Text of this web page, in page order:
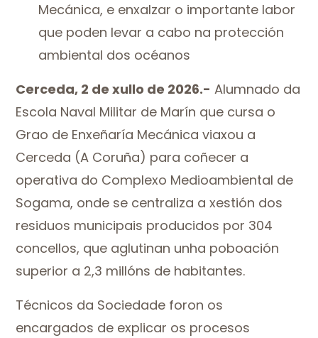
Mecánica, e enxalzar o importante labor
que poden levar a cabo na protección
ambiental dos océanos
Cerceda, 2 de xullo de 2026.- Alumnado da
Escola Naval Militar de Marín que cursa o
Grao de Enxeñaría Mecánica viaxou a
Cerceda (A Coruña) para coñecer a
operativa do Complexo Medioambiental de
Sogama, onde se centraliza a xestión dos
residuos municipais producidos por 304
concellos, que aglutinan unha poboación
superior a 2,3 millóns de habitantes.
Técnicos da Sociedade foron os
encargados de explicar os procesos